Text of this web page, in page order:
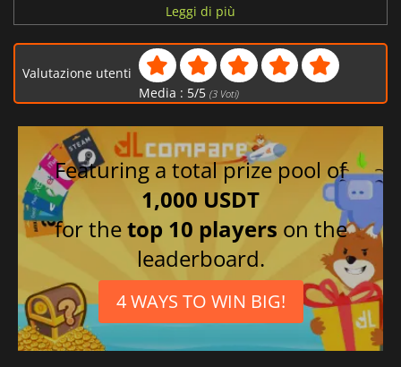
Giapponese
Cinese semplificato
Coreano
Cinese tradizionale
Leggi di più
Valutazione utenti
Media : 5/5 (3Voti)
Featuring a total prize pool of
1,000 USDT
for thetop 10 players on the
leaderboard.
4 WAYS TO WIN BIG!